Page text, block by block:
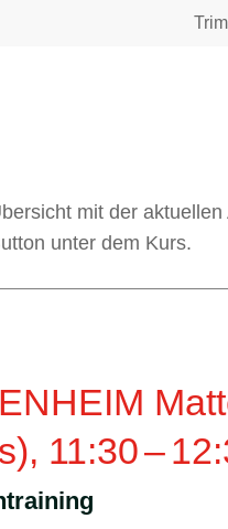
mit der
unter dem Kurs.
11:30–